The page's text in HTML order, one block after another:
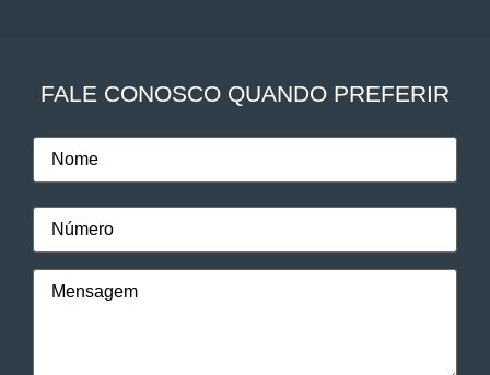
FALE CONOSCO QUANDO PREFERIR